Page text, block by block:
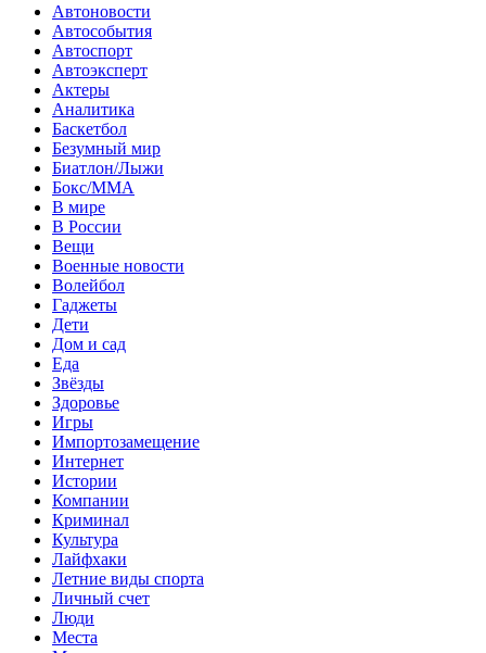
Автоновости
Автособытия
Автоспорт
Автоэксперт
Актеры
Аналитика
Баскетбол
Безумный мир
Биатлон/Лыжи
Бокс/MMA
В мире
В России
Вещи
Военные новости
Волейбол
Гаджеты
Дети
Дом и сад
Еда
Звёзды
Здоровье
Игры
Импортозамещение
Интернет
Истории
Компании
Криминал
Культура
Лайфхаки
Летние виды спорта
Личный счет
Люди
Места